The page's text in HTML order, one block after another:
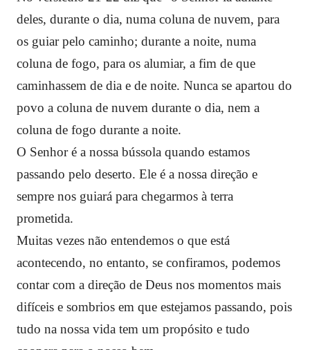
deles, durante o dia, numa coluna de nuvem, para
os guiar pelo caminho; durante a noite, numa
coluna de fogo, para os alumiar, a fim de que
caminhassem de dia e de noite. Nunca se apartou do
povo a coluna de nuvem durante o dia, nem a
coluna de fogo durante a noite.
O Senhor é a nossa bússola quando estamos
passando pelo deserto. Ele é a nossa direção e
sempre nos guiará para chegarmos à terra
prometida.
Muitas vezes não entendemos o que está
acontecendo, no entanto, se confiramos, podemos
contar com a direção de Deus nos momentos mais
difíceis e sombrios em que estejamos passando, pois
tudo na nossa vida tem um propósito e tudo